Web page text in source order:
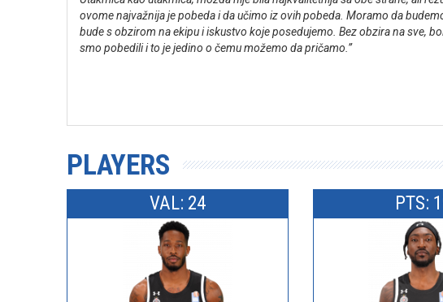
ovome najvažnija je pobeda i da učimo iz ovih pobeda. Moramo da
bude s obzirom na ekipu i iskustvo koje posedujemo. Bez obzira na sve,
smo pobedili i to je jedino o čemu možemo da pričamo.”
PLAYERS
VAL: 24 PTS: